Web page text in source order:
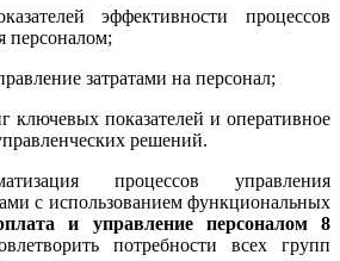
эффективности процессов
персоналом;
затратами на персонал;
ключевых показателей и оперативное
решений.
процессов управления
с использованием функциональных
и управление персоналом 8
потребности всех групп